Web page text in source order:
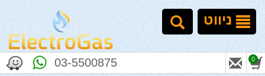
נגישות
אתר
המרכזי
ניווט
03-5500875 0